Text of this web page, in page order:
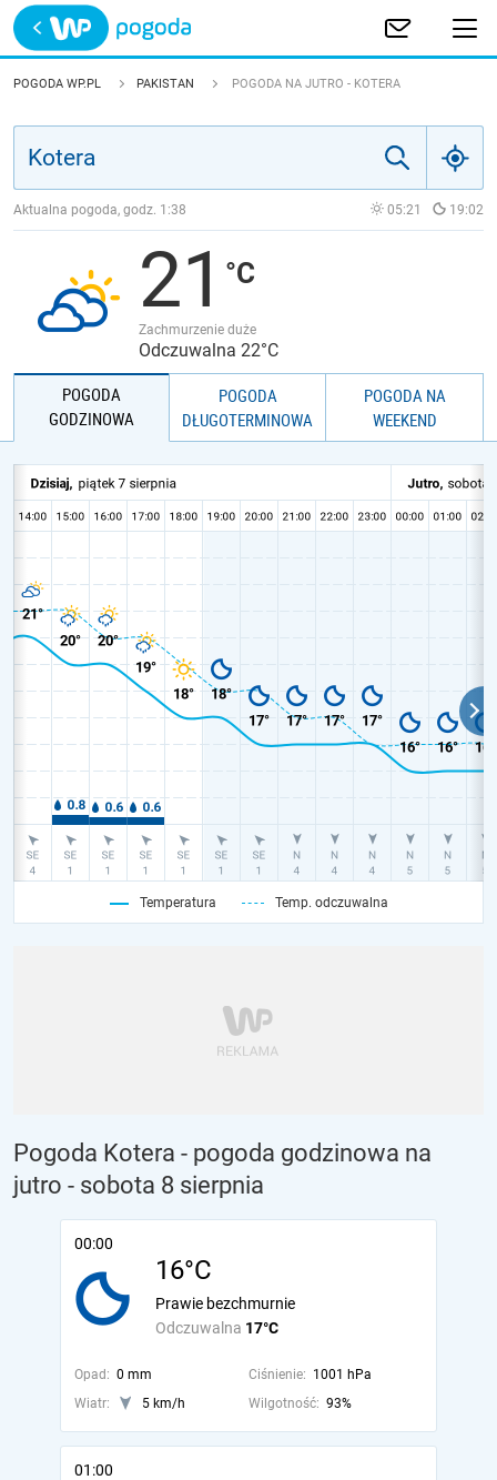
Trwa ładowanie
POLSKA
JAKOŚĆ POWIETRZA
POGODA WP.PL PAKISTAN POGODA NA JUTRO - KOTERA
Aktualna pogoda, godz. 1:38 05:21 19:02
21
Zachmurzenie duże
Odczuwalna 22°C
POGODA
GODZINOWA
POGODA
DŁUGOTERMINOWA
POGODA NA
WEEKEND
Temperatura Temp. odczuwalna
Pogoda Kotera - pogoda godzinowa na
jutro - sobota 8 sierpnia
00:00
16°C
Odczuwalna 17°C
Prawie bezchmurnie
Opad: 0 mm Ciśnienie: 1001 hPa
Wiatr:
5 km/h Wilgotność: 93%
01:00